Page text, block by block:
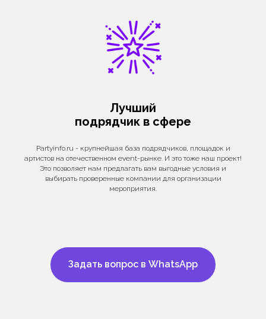
Лучший
подрядчик в сфере
Partyinfo.ru - крупнейшая база подрядчиков, площадок и
артистов на отечественном event-рынке. И это тоже наш проект!
Это позволяет нам предлагать вам выгодные условия и
выбирать проверенные компании для организации
мероприятия.
Задать вопрос в WhatsApp